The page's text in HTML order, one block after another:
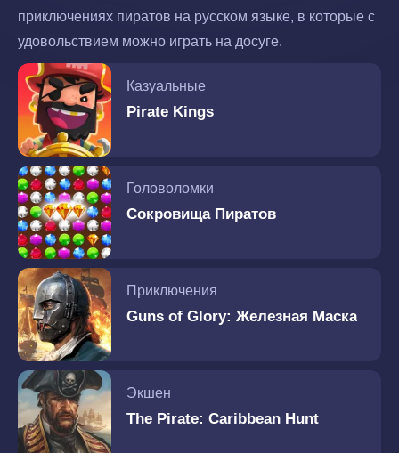
приключениях пиратов на русском языке, в которые с
удовольствием можно играть на досуге.
Казуальные
Pirate Kings
Головоломки
Сокровища Пиратов
Приключения
Guns of Glory: Железная Маска
Экшен
The Pirate: Caribbean Hunt